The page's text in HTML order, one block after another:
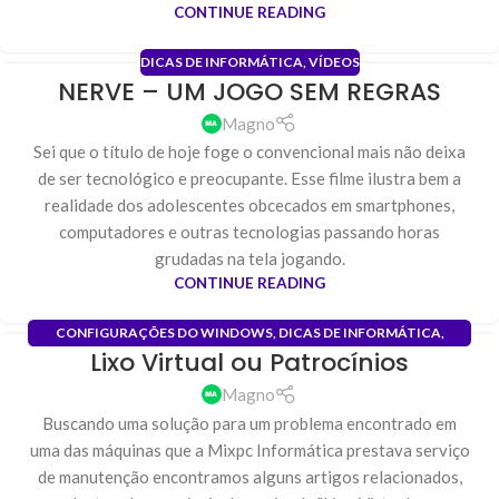
CONTINUE READING
DICAS DE INFORMÁTICA VÍDEOS
NERVE – UM JOGO SEM REGRAS
Magno
Sei que o título de hoje foge o convencional mais não deixa
de ser tecnológico e preocupante. Esse filme ilustra bem a
realidade dos adolescentes obcecados em smartphones,
computadores e outras tecnologias passando horas
grudadas na tela jogando.
CONTINUE READING
CONFIGURAÇÕES DO WINDOWS, DICAS DE INFORMÁTICA,
INSTALAÇÃO,OTIMIZAÇÃO DE SISTEMA,REDES ,REDES DE
COMPUTADORES
SUPORTE REMOTO
Lixo Virtual ou Patrocínios
Magno
Buscando uma solução para um problema encontrado em
uma das máquinas que a Mixpc Informática prestava serviço
de manutenção encontramos alguns artigos relacionados,